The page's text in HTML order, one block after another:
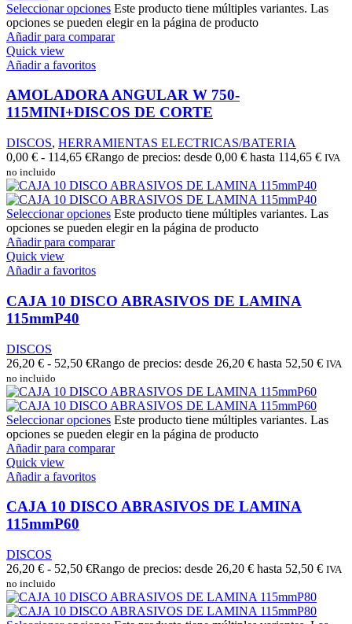
Seleccionar opciones Este producto tiene múltiples variantes. Las
opciones se pueden elegir en la página de producto
Añadir para comparar
Quick view
Añadir a favoritos
AMOLADORA ANGULAR W 750-
115MINI+DISCOS DE CORTE
DISCOS, HERRAMIENTAS ELECTRICAS/BATERIA
0,00 € - 114,65 €Rango de precios: desde 0,00 € hasta 114,65 € IVA
no incluido
Seleccionar opciones Este producto tiene múltiples variantes. Las
opciones se pueden elegir en la página de producto
Añadir para comparar
Quick view
Añadir a favoritos
CAJA 10 DISCO ABRASIVOS DE LAMINA
115mmP40
DISCOS
26,20 € - 52,50 €Rango de precios: desde 26,20 € hasta 52,50 € IVA
no incluido
Seleccionar opciones Este producto tiene múltiples variantes. Las
opciones se pueden elegir en la página de producto
Añadir para comparar
Quick view
Añadir a favoritos
CAJA 10 DISCO ABRASIVOS DE LAMINA
115mmP60
DISCOS
26,20 € - 52,50 €Rango de precios: desde 26,20 € hasta 52,50 € IVA
no incluido